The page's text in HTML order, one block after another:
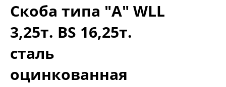
Скоба типа "А" WLL
3,25т. BS 16,25т.
сталь
оцинкованная